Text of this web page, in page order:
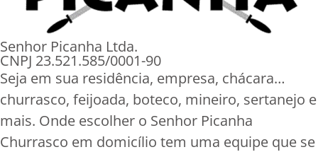
Senhor Picanha Ltda.
CNPJ 23.521.585/0001-90
Seja em sua residência, empresa, chácara…
churrasco, feijoada, boteco, mineiro, sertanejo e
mais. Onde escolher o Senhor Picanha
Churrasco em domicílio tem uma equipe que se